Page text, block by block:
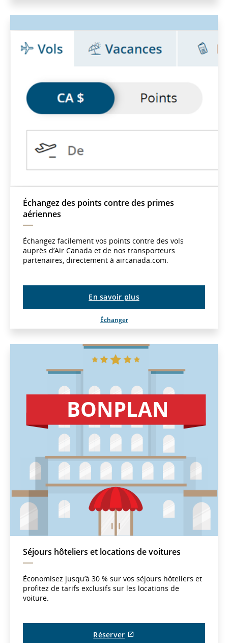
pourrait
pas
les
directives
les
préférences
Échangez des points contre des primes
aériennes
Échangez facilement vos points contre des vols
auprès d’Air Canada et de nos transporteurs
partenaires, directement à aircanada.com.
Échanger
En savoir plus
Séjours hôteliers et locations de voitures
Économisez jusqu’à 30 % sur vos séjours hôteliers et
profitez de tarifs exclusifs sur les locations de
voiture.
Réserver